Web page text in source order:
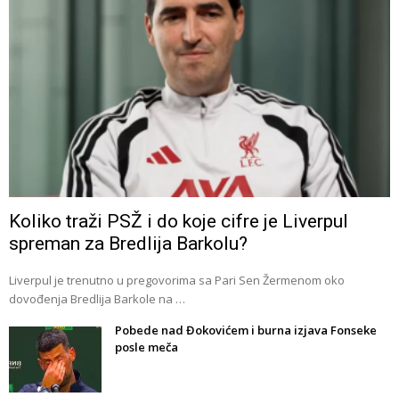
Koliko traži PSŽ i do koje cifre je Liverpul
spreman za Bredlija Barkolu?
Liverpul je trenutno u pregovorima sa Pari Sen Žermenom oko
dovođenja Bredlija Barkole na …
Pobede nad Đokovićem i burna izjava Fonseke
posle meča